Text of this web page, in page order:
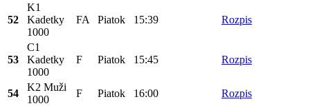
52
K1
Kadetky
1000
FA Piatok 15:39 Rozpis
53
C1
Kadetky
1000
F Piatok 15:45 Rozpis
54
K2 Muži
1000
F Piatok 16:00 Rozpis